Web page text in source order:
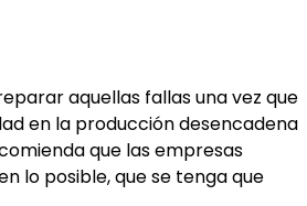
aquellas fallas una vez que
en la producción desencadena
que las empresas
lo posible, que se tenga que